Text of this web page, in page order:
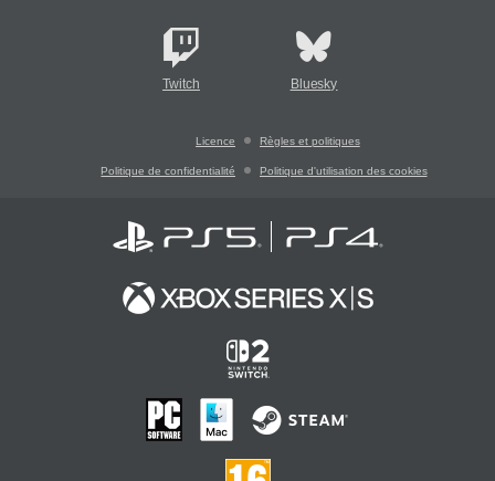
Twitch Bluesky
Licence Règles et politiques
Politique de confidentialité Politique d'utilisation des cookies